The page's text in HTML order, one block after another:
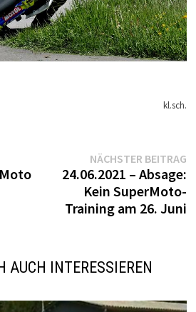
kl.sch.
NÄCHSTER BEITRAG
24.06.2021 – Absage:
Kein SuperMoto-
Training am 26. Juni
AUCH INTERESSIEREN